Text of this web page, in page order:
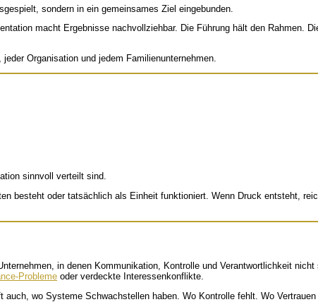
sondern in ein gemeinsames Ziel eingebunden.
macht Ergebnisse nachvollziehbar. Die Führung hält den Rahmen.
Organisation und jedem Familienunternehmen.
sinnvoll verteilt sind.
besteht oder tatsächlich als Einheit funktioniert. Wenn Druck entsteht,
in denen Kommunikation, Kontrolle und Verantwortlichkeit
Probleme oder verdeckte Interessenkonflikte.
wo Systeme Schwachstellen haben. Wo Kontrolle fehlt. Wo